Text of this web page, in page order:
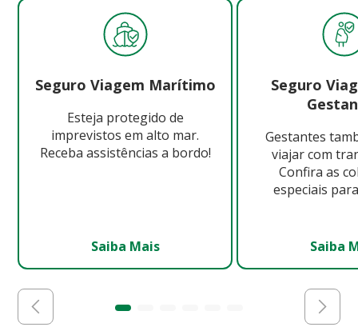
Seguro Viagem Marítimo
Esteja protegido de
imprevistos em alto mar.
Receba assistências a bordo!
Saiba Mais
Seguro
Gestantes
viajar com
Confira as
especiais
Saiba